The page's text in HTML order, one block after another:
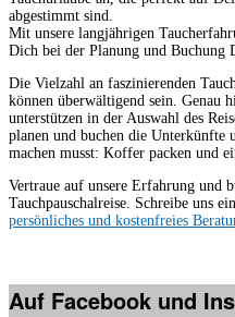
abgestimmt sind.
Mit unsere langjährigen
Dich bei der Planung und Buchung
Die Vielzahl an faszinierenden
können überwältigend sein. Genau
unterstützen in der Auswahl des
planen und buchen die Unterkünfte
machen musst: Koffer packen und
Vertraue auf unsere Erfahrung und
Tauchpauschalreise. Schreibe uns
persönliches und kostenfreies
Auf Facebook und